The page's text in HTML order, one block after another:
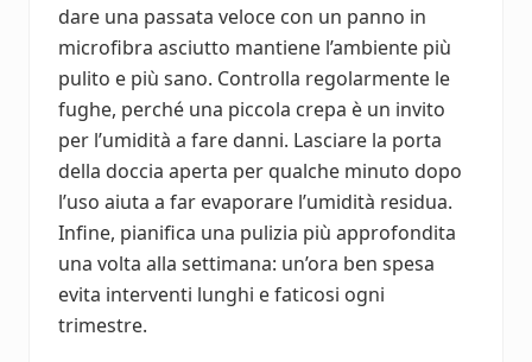
dare una passata veloce con un panno in
microfibra asciutto mantiene l’ambiente più
pulito e più sano. Controlla regolarmente le
fughe, perché una piccola crepa è un invito
per l’umidità a fare danni. Lasciare la porta
della doccia aperta per qualche minuto dopo
l’uso aiuta a far evaporare l’umidità residua.
Infine, pianifica una pulizia più approfondita
una volta alla settimana: un’ora ben spesa
evita interventi lunghi e faticosi ogni
trimestre.